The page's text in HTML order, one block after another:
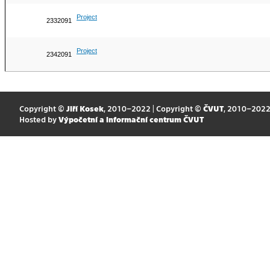
2332091 Project
2342091 Project
Copyright © Jiří Kosek, 2010–2022 | Copyright © ČVUT, 2010–2022
Hosted by Výpočetní a informační centrum ČVUT